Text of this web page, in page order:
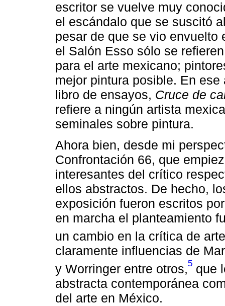
escritor se vuelve muy
el escándalo que se suscitó
pesar de que se vio envuelto
el Salón Esso sólo se
para el arte mexicano;
mejor pintura posible. En
libro de ensayos, Cruce de
refiere a ningún artista
seminales sobre pintura.
Ahora bien, desde mi
Confrontación 66, que
interesantes del crítico
ellos abstractos. De hecho,
exposición fueron escritos
en marcha el planteamiento
un cambio en la crítica de
claramente influencias de
y Worringer entre otros,5 que
abstracta contemporánea
del arte en México.